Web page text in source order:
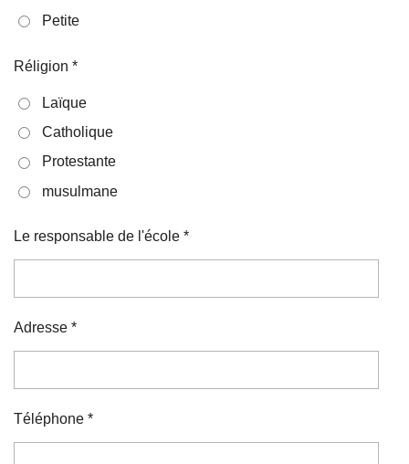
Petite
Réligion *
Laïque
Catholique
Protestante
musulmane
Le responsable de l'école *
Adresse *
Téléphone *